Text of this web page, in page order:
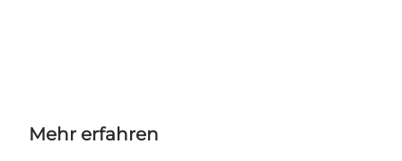
Mehr erfahren